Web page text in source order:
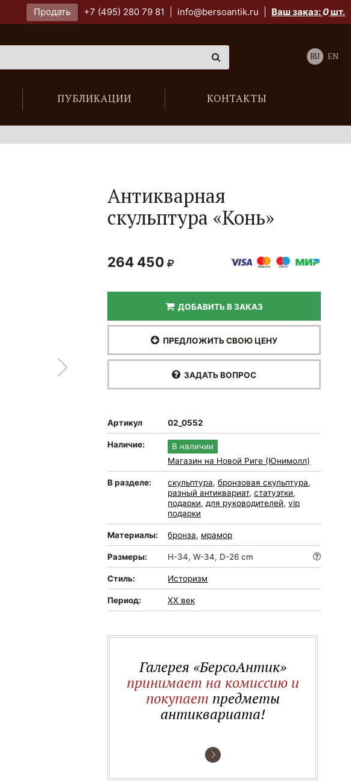
Продать +7 (495) 280 79 81 info@bersoantik.ru Ваш заказ:0шт.
ПУБЛИКАЦИИ КОНТАКТЫ
RU EN
Антикварная
скульптура «Конь»
264 450
ДОБАВИТЬ В ЗАКАЗ
ПРЕДЛОЖИТЬ СВОЮ ЦЕНУ
ЗАДАТЬ ВОПРОС
Артикул 02_0552
Наличие:
В наличии
Магазин на Новой Риге (Юнимолл)
В разделе: скульптура,бронзовая скульптура,
разный антиквариат,статуэтки,
подарки, для руководителей,vip
подарки
Материалы: бронза, мрамор
Размеры: H-34, W-34, D-26 cm
Стиль: Историзм
Период: XX век
Галерея «БерсоАнтик»
принимает на комиссию и
покупает предметы
антиквариата!